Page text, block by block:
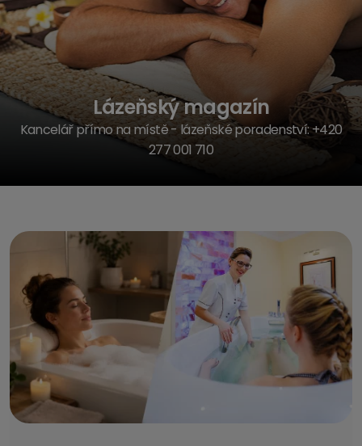
Lázeňský magazín
Kancelář přímo na místě - lázeňské poradenství: +420
277 001 710